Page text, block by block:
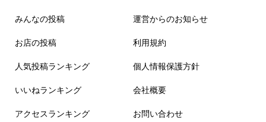
みんなの投稿
お店の投稿
人気投稿ランキング
いいねランキング
アクセスランキング
運営からのお知らせ
利用規約
個人情報保護方針
会社概要
お問い合わせ